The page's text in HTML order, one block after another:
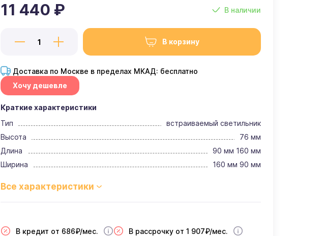
В наличии
11 440 ₽
В корзину
Доставка по Москве в пределах МКАД: бесплатно
Хочу дешевле
Краткие характеристики
Тип
встраиваемый светильник
Высота
76 мм
Длина
90 мм 160 мм
Ширина
160 мм 90 мм
В кредит от 686₽/мес. В рассрочку от 1 907₽/мес.